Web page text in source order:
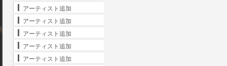
アーティスト追加
アーティスト追加
アーティスト追加
アーティスト追加
アーティスト追加